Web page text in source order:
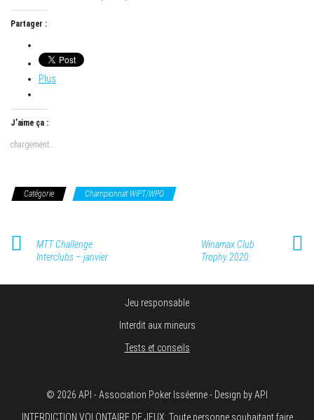
Partager :
Plus
J’aime ça :
chargement…
Catégorie Championnat WiPT/WPO
MTT Challenge
Interclubs – janvier
Winamax Club
Trophy 2020
Jeu responsable
Interdit aux mineurs
Tests et conseils
© 2026 API - Association Poker Isséenne - Design by API
INTERDICTION VOLONTAIRE DE JEUX: Toute personne souhaitant faire